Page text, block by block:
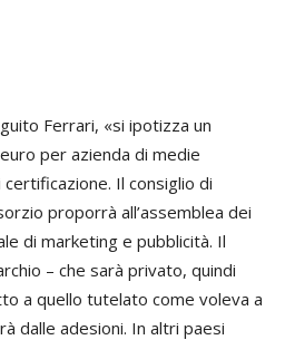
Ferrari, «si ipotizza un
per azienda di medie
Il consiglio di
proporrà all’assemblea dei
di marketing e pubblicità. Il
– che sarà privato, quindi
a quello tutelato come voleva a
dalle adesioni. In altri paesi